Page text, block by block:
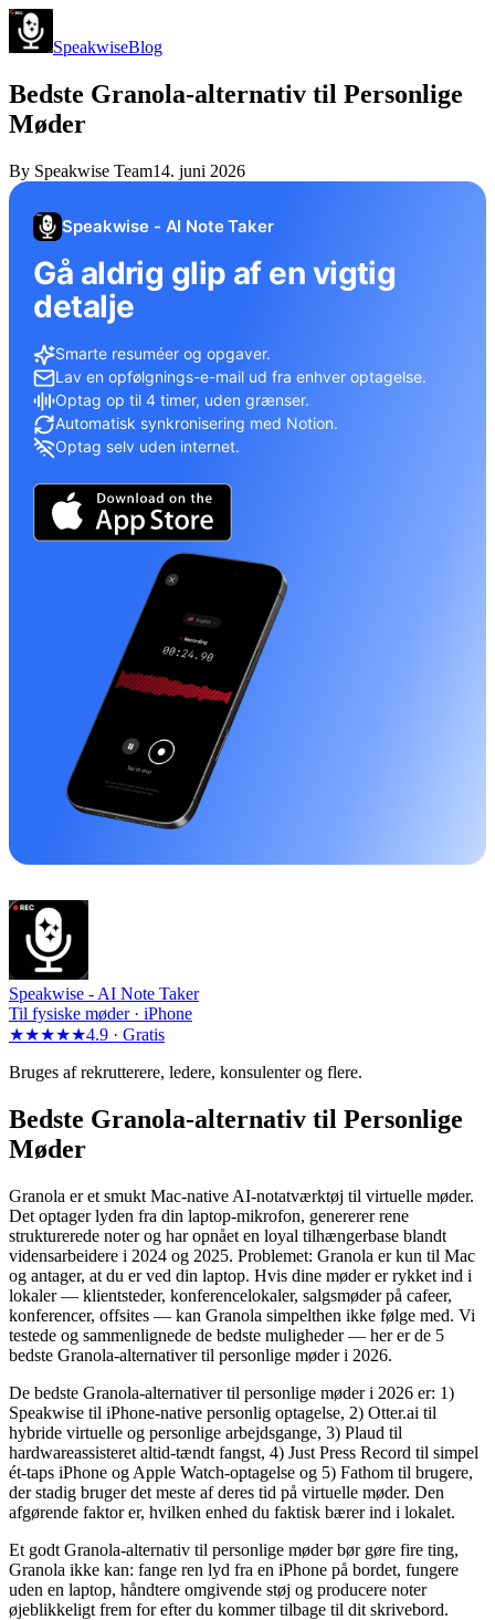
SpeakwiseBlog
Bedste Granola-alternativ til Personlige
Møder
By Speakwise Team14. juni 2026
Speakwise - AI Note Taker
Gå aldrig glip af en vigtig
detalje
Smarte resuméer og opgaver.
Lav en opfølgnings-e-mail ud fra enhver optagelse.
Optag op til 4 timer, uden grænser.
Automatisk synkronisering med Notion.
Optag selv uden internet.
Speakwise - AI Note Taker
Til fysiske møder · iPhone
★★★★★4.9 · Gratis
Bruges af rekrutterere, ledere, konsulenter og flere.
Bedste Granola-alternativ til Personlige
Møder
Granola er et smukt Mac-native AI-notatværktøj til virtuelle møder.
Det optager lyden fra din laptop-mikrofon, genererer rene
strukturerede noter og har opnået en loyal tilhængerbase blandt
vidensarbeidere i 2024 og 2025. Problemet: Granola er kun til Mac
og antager, at du er ved din laptop. Hvis dine møder er rykket ind i
lokaler — klientsteder, konferencelokaler, salgsmøder på cafeer,
konferencer, offsites — kan Granola simpelthen ikke følge med. Vi
testede og sammenlignede de bedste muligheder — her er de 5
bedste Granola-alternativer til personlige møder i 2026.
De bedste Granola-alternativer til personlige møder i 2026 er: 1)
Speakwise til iPhone-native personlig optagelse, 2) Otter.ai til
hybride virtuelle og personlige arbejdsgange, 3) Plaud til
hardwareassisteret altid-tændt fangst, 4) Just Press Record til simpel
ét-taps iPhone og Apple Watch-optagelse og 5) Fathom til brugere,
der stadig bruger det meste af deres tid på virtuelle møder. Den
afgørende faktor er, hvilken enhed du faktisk bærer ind i lokalet.
Et godt Granola-alternativ til personlige møder bør gøre fire ting,
Granola ikke kan: fange ren lyd fra en iPhone på bordet, fungere
uden en laptop, håndtere omgivende støj og producere noter
øjeblikkeligt frem for efter du kommer tilbage til dit skrivebord.